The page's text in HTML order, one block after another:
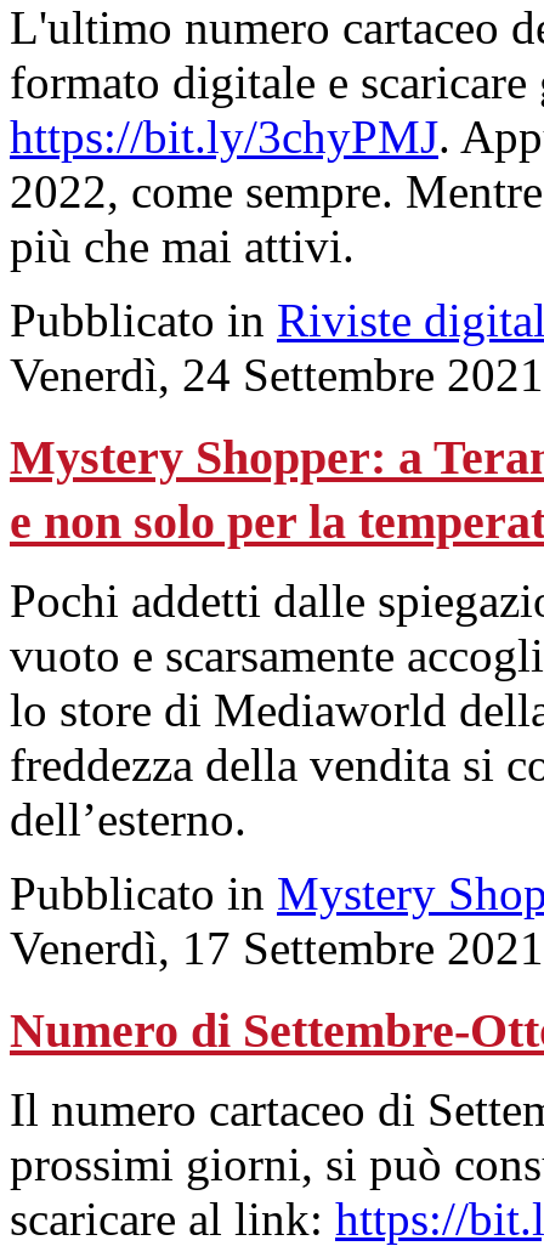
L'ultimo numero cartaceo
formato digitale e
https://bit.ly/3chyPMJ.
2022, come sempre.
più che mai attivi.
Pubblicato in Riviste
Venerdì, 24 Settembre
Mystery Shopper: a
e non solo per la
Pochi addetti dalle
vuoto e scarsamente
lo store di Mediaworld
freddezza della vendita si
dell’esterno.
Pubblicato in Mystery
Venerdì, 17 Settembre
Numero di Settembre-
Il numero cartaceo di
prossimi giorni, si può
scaricare al link: https://